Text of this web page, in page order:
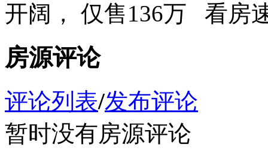
开阔， 仅售136万 看房
房源评论
评论列表/发布评论
暂时没有房源评论